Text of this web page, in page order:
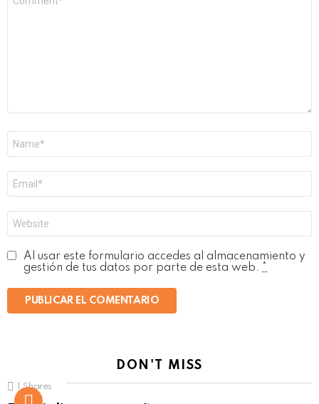
electrónico
*
Al usar este formulario accedes al almacenamiento y
gestión de tus datos por parte de esta web.
DON'T MISS
1 Shares